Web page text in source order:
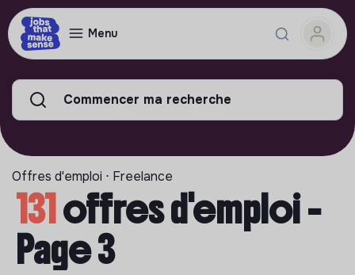
Menu
Commencer ma recherche
Offres d'emploi ⋅ Freelance
131offres d'emploi -
Page 3